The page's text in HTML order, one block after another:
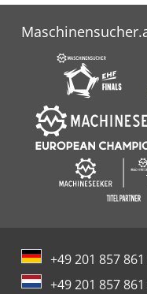
+49 201 857
+49 201 857